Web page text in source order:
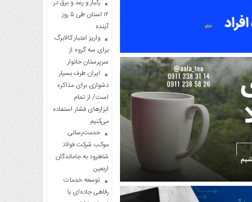
رگبار و رعد و برق در
۱۲ استان طی ۵ روز
آینده
واریز اعتبار کالابرگ
برای سه گروه از
سرپرستان خانوار
ایران طرف بسیار
دشواری برای مذاکره
است/ از تمام
ابزارهای فشار استفاده
می‌کنیم
خدمت‌رسانی
موکب شرکت فولاد
شاهرود به جاماندگان
اربعین
توسعه خدمات
رفاهی جاده‌ای با